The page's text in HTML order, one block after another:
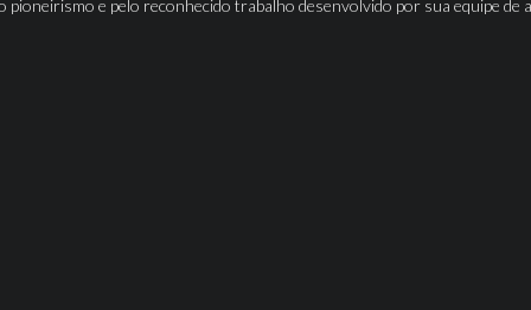
e pelo reconhecido trabalho desenvolvido por sua equipe de